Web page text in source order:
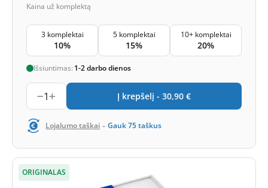
Kaina už komplektą
3 komplektai
10%
5 komplektai
15%
10+ komplektai
20%
Išsiuntimas: 1-2 darbo dienos
1 Į krepšelį - 30,90 €
Lojalumo taškai - Gauk75taškus
ORIGINALAS